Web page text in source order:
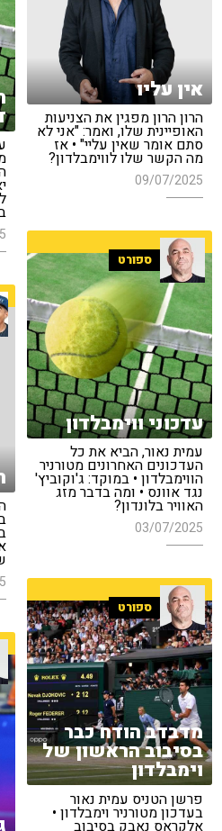
אין עליו
הרון הרון מפגין את הצניעות
האופיינית שלו, ואמר: "אני לא
סתם אומר שאין עליי" • אז
מה הקשר שלו לווימבלדון?
09/07/2025
ספורט
עדכוני ווימבלדון
עמית נאור, הביא את כל
העדכונים האחרונים מטורניר
הווימבלדון • במוקד: ג'וקוביץ'
נגד אוונס • ומה בדבר מזג
האוויר בלונדון?
03/07/2025
ספורט
מדבדב הודח כבר
בסיבוב הראשון של
וימבלדון
פרשן הטניס עמית נאור
בעדכון מטורניר וימבלדון •
אלקראס נאבק בסיבוב